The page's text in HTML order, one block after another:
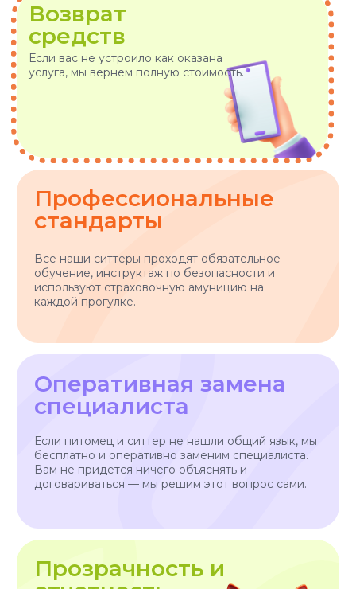
АО "ПЭТТЕХ СОЛЮШЕНС"
ИНН: 7814829167
ОГРН: 1237800119710
КПП: 781401001
Передержка собак
Няни для собак
Передержка кошек
Няня для кошки
Все услуги
Выгул собак
Отзывы
Блог
Заказать услугу
Договор-оферта
Политика использования cookies
Разработчик сайта - @dalaraas
*Instagram — проект Meta Platforms Inc., деятельность
которой признана экстремистской организацией и
запрещена на территории РФ
8-800-222-59-47
info@voxfordogs.ru
Политика конфиденциальности
Согласие на обработку персональных данных